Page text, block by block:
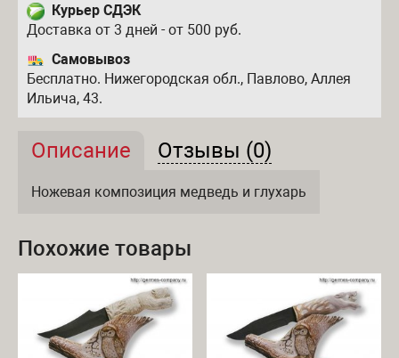
Курьер СДЭК
Доставка от 3 дней - от 500 руб.
Самовывоз
Бесплатно. Нижегородская обл., Павлово, Аллея
Ильича, 43.
Описание и отзывы
Описание (активная вкладка)
Отзывы (0)
Ножевая композиция медведь и глухарь
Похожие товары